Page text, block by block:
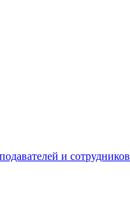
и сотрудников